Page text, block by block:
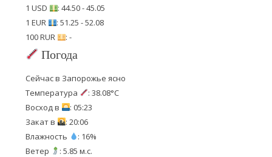
1 USD
: 44.50 - 45.05
1 EUR
: 51.25 - 52.08
100 RUR
: -
Погода
Сейчас в Запорожье ясно
Температура
: 38.08°C
Восход в
: 05:23
Закат в
: 20:06
Влажность
: 16%
Ветер
: 5.85 м.с.